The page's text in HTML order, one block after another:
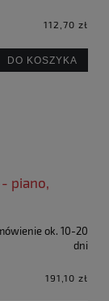
112,70 zł
DO KOSZYKA
piano,
ok. 10-20
dni
191,10 zł